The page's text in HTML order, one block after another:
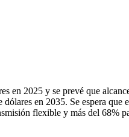
2025 y se prevé que
en 2035. Se espera
flexible y más del 68%